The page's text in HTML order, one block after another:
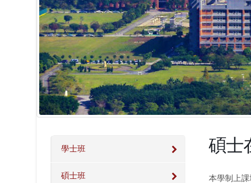
學士班
碩士班
碩士
本學制上